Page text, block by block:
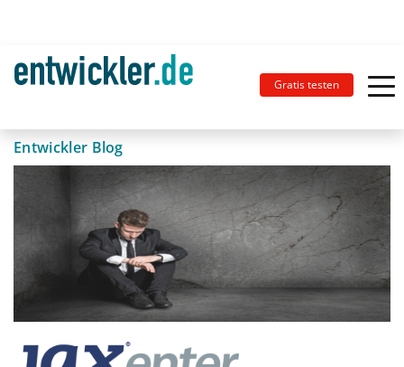
Gratis testen
Entwickler Blog